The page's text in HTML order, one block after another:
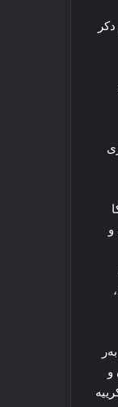
و
و